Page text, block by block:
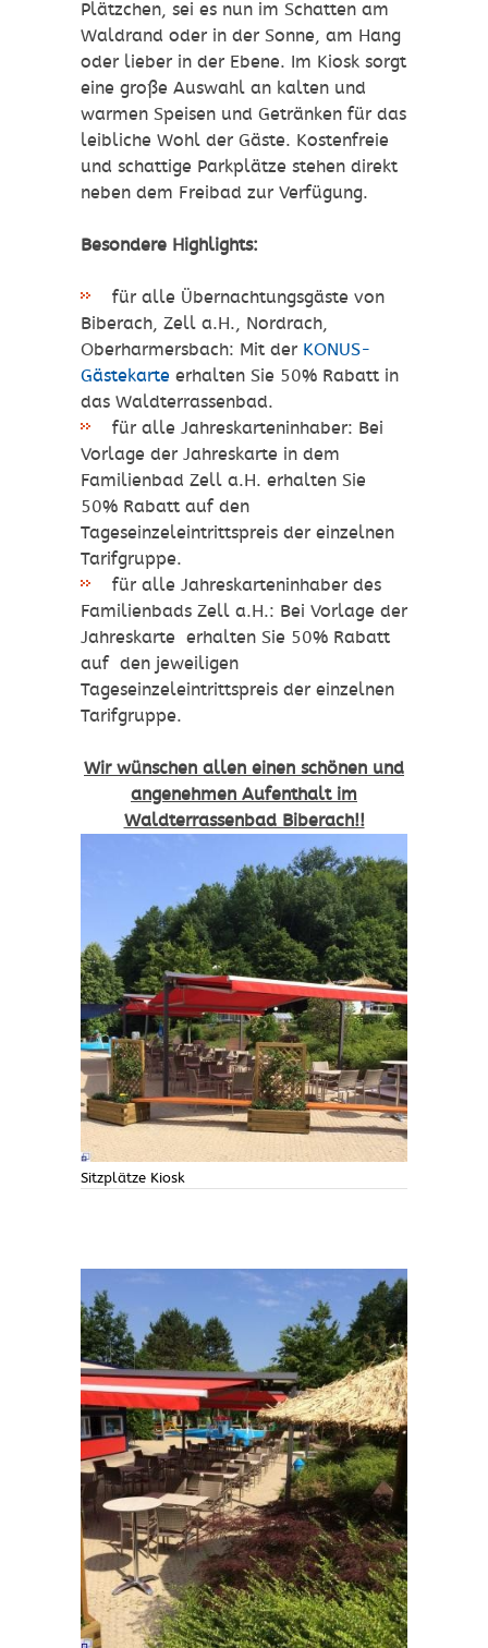
Plätzchen, sei es nun im Schatten am
Waldrand oder in der Sonne, am Hang
oder lieber in der Ebene. Im Kiosk sorgt
eine große Auswahl an kalten und
warmen Speisen und Getränken für das
leibliche Wohl der Gäste. Kostenfreie
und schattige Parkplätze stehen direkt
neben dem Freibad zur Verfügung.
Besondere Highlights:
für alle Übernachtungsgäste von
Biberach, Zell a.H., Nordrach,
Oberharmersbach: Mit der KONUS-
Gästekarte erhalten Sie 50% Rabatt in
das Waldterrassenbad.
für alle Jahreskarteninhaber: Bei
Vorlage der Jahreskarte in dem
Familienbad Zell a.H. erhalten Sie
50% Rabatt auf den
Tageseinzeleintrittspreis der einzelnen
Tarifgruppe.
für alle Jahreskarteninhaber des
Familienbads Zell a.H.: Bei Vorlage der
Jahreskarte erhalten Sie 50% Rabatt
auf den jeweiligen
Tageseinzeleintrittspreis der einzelnen
Tarifgruppe.
Wir wünschen allen einen schönen und
angenehmen Aufenthalt im
Waldterrassenbad Biberach!!
Sitzplätze Kiosk